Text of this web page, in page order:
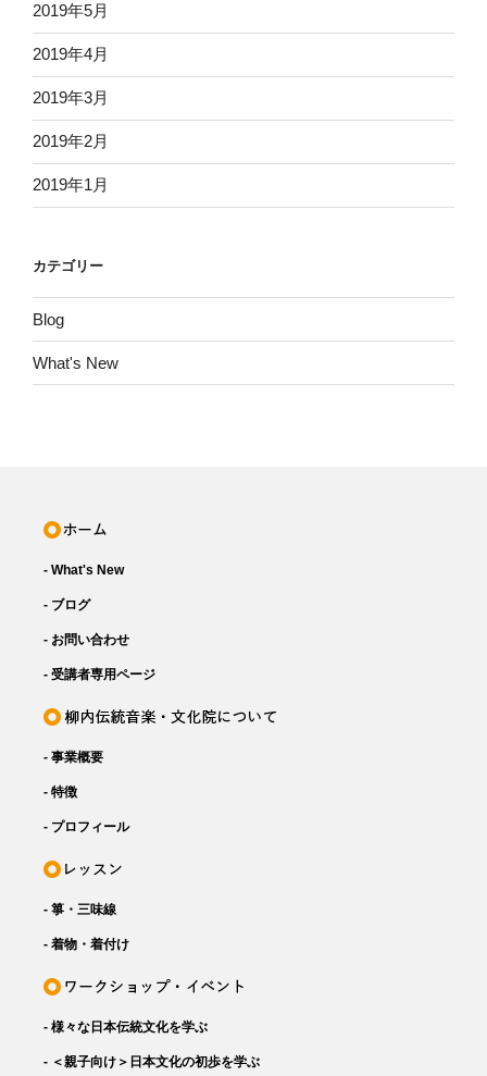
2019年5月
2019年4月
2019年3月
2019年2月
2019年1月
カテゴリー
Blog
What's New
- What's New
- ブログ
- お問い合わせ
- 受講者専用ページ
- 事業概要
- 特徴
- プロフィール
- 箏・三味線
- 着物・着付け
- 様々な日本伝統文化を学ぶ
- ＜親子向け＞日本文化の初歩を学ぶ